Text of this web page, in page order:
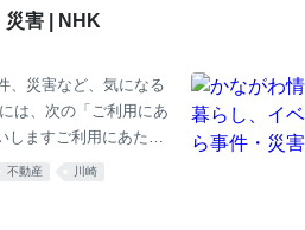
災害 | NHK
、災害など、気になる
は、次の「ご利用にあ
ますご利用にあたっ
担は必要ありませ
不動産 川崎